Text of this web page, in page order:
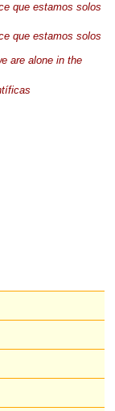
que estamos solos
que estamos solos
are alone in the